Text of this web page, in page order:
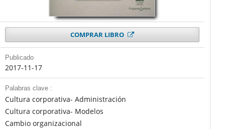
COMPRAR LIBRO
Publicado
2017-11-17
Palabras clave :
Cultura corporativa- Administración
Cultura corporativa- Modelos
Cambio organizacional